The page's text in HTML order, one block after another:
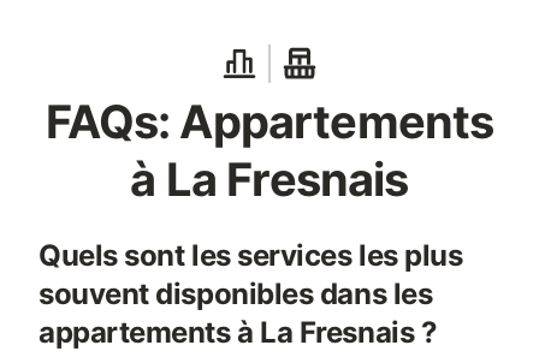
FAQs: Appartements
à La Fresnais
Quels sont les services les plus
souvent disponibles dans les
appartements à La Fresnais ?